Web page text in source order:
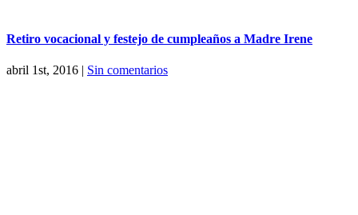
Retiro vocacional y festejo de cumpleaños a Madre Irene
abril 1st, 2016 | Sin comentarios